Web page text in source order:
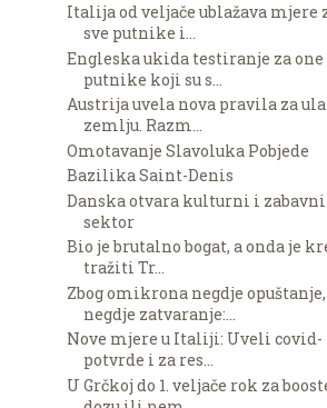
Italija od veljače ublažava mjere
sve putnike i...
Engleska ukida testiranje za one
putnike koji su s...
Austrija uvela nova pravila za
zemlju. Razm...
Omotavanje Slavoluka Pobjede
Bazilika Saint-Denis
Danska otvara kulturni i zabavni
sektor
Bio je brutalno bogat, a onda je
tražiti Tr...
Zbog omikrona negdje opuštanje,
negdje zatvaranje:...
Nove mjere u Italiji: Uveli covid-
potvrde i za res...
U Grčkoj do 1. veljače rok za